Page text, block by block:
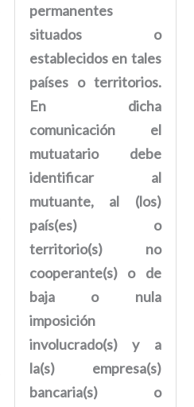
permanentes
situados o
establecidos en tales
países o territorios.
En dicha
comunicación el
mutuatario debe
identificar al
mutuante, al (los)
país(es) o
territorio(s) no
cooperante(s) o de
baja o nula
imposición
involucrado(s) y a
la(s) empresa(s)
bancaria(s) o